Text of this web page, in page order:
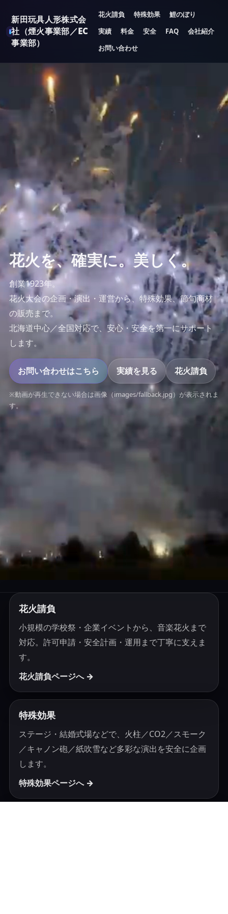
新田玩具人形株式会
社（煙火事業部／EC
事業部）
花火請負 特殊効果
鯉のぼり
実績
料金 安全 FAQ
会社紹介
お問い合わせ
花火を、確実に。美しく。
創業1923年。
花火大会の企画・演出・運営から、特殊効果、節句商材
の販売まで。
北海道中心／全国対応で、安心・安全を第一にサポート
します。
お問い合わせはこちら 実績を見る 花火請負
※動画が再生できない場合は画像（images/fallback.jpg）が表示されま
す。
花火請負
小規模の学校祭・企業イベントから、音楽花火まで
対応。許可申請・安全計画・運用まで丁寧に支えま
す。
花火請負ページへ →
特殊効果
ステージ・結婚式場などで、火柱／CO2／スモーク
／キャノン砲／紙吹雪など多彩な演出を安全に企画
します。
特殊効果ページへ →